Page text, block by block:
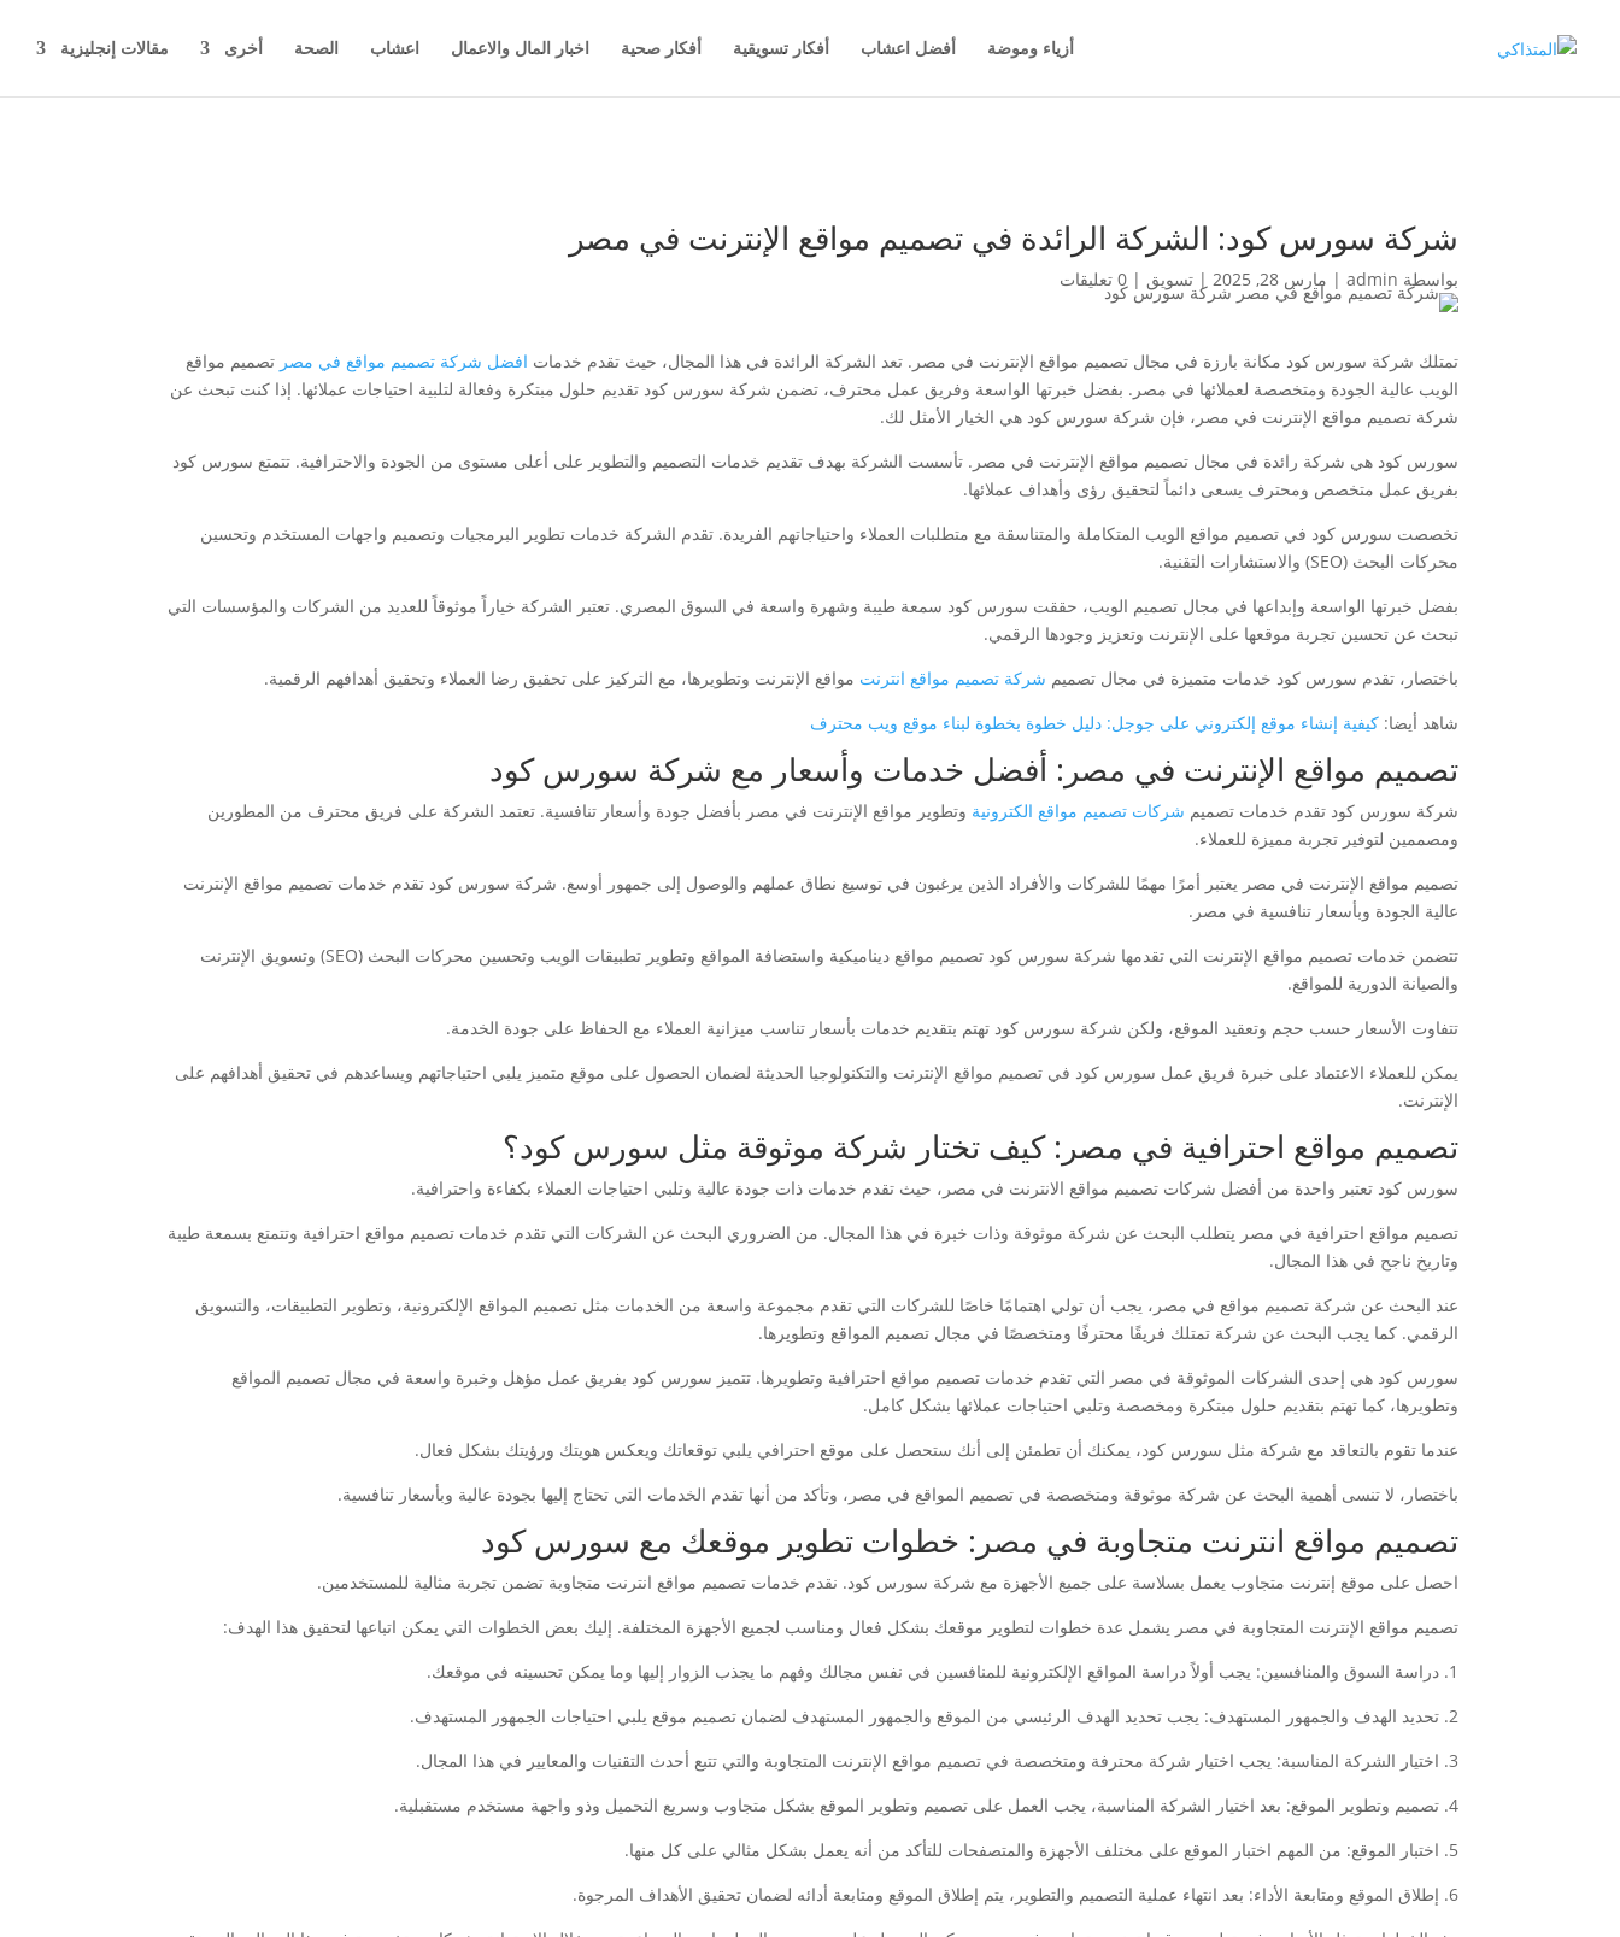
أزياء وموضة أفضل اعشاب أفكار تسويقية أفكار صحية اخبار المال والاعمال اعشاب الصحة أخرى مقالات إنجليزية
شركة سورس كود: الشركة الرائدة في تصميم مواقع الإنترنت في مصر
بواسطة admin
| مارس 28, 2025 |تسويق |0 تعليقات
تمتلك شركة سورس كود مكانة بارزة في مجال تصميم مواقع الإنترنت في مصر. تعد الشركة الرائدة في هذا المجال، حيث تقدم خدمات افضل شركة تصميم مواقع في مصر تصميم مواقع
الويب عالية الجودة ومتخصصة لعملائها في مصر. بفضل خبرتها الواسعة وفريق عمل محترف، تضمن شركة سورس كود تقديم حلول مبتكرة وفعالة لتلبية احتياجات عملائها. إذا كنت تبحث عن
شركة تصميم مواقع الإنترنت في مصر، فإن شركة سورس كود هي الخيار الأمثل لك.
سورس كود هي شركة رائدة في مجال تصميم مواقع الإنترنت في مصر. تأسست الشركة بهدف تقديم خدمات التصميم والتطوير على أعلى مستوى من الجودة والاحترافية. تتمتع سورس كود
بفريق عمل متخصص ومحترف يسعى دائماً لتحقيق رؤى وأهداف عملائها.
تخصصت سورس كود في تصميم مواقع الويب المتكاملة والمتناسقة مع متطلبات العملاء واحتياجاتهم الفريدة. تقدم الشركة خدمات تطوير البرمجيات وتصميم واجهات المستخدم وتحسين
محركات البحث (SEO) والاستشارات التقنية.
بفضل خبرتها الواسعة وإبداعها في مجال تصميم الويب، حققت سورس كود سمعة طيبة وشهرة واسعة في السوق المصري. تعتبر الشركة خياراً موثوقاً للعديد من الشركات والمؤسسات التي
تبحث عن تحسين تجربة موقعها على الإنترنت وتعزيز وجودها الرقمي.
باختصار، تقدم سورس كود خدمات متميزة في مجال تصميم شركة تصميم مواقع انترنت مواقع الإنترنت وتطويرها، مع التركيز على تحقيق رضا العملاء وتحقيق أهدافهم الرقمية.
شاهد أيضا:كيفية إنشاء موقع إلكتروني على جوجل: دليل خطوة بخطوة لبناء موقع ويب محترف
تصميم مواقع الإنترنت في مصر: أفضل خدمات وأسعار مع شركة سورس كود
شركة سورس كود تقدم خدمات تصميم شركات تصميم مواقع الكترونية وتطوير مواقع الإنترنت في مصر بأفضل جودة وأسعار تنافسية. تعتمد الشركة على فريق محترف من المطورين
ومصممين لتوفير تجربة مميزة للعملاء.
تصميم مواقع الإنترنت في مصر يعتبر أمرًا مهمًا للشركات والأفراد الذين يرغبون في توسيع نطاق عملهم والوصول إلى جمهور أوسع. شركة سورس كود تقدم خدمات تصميم مواقع الإنترنت
عالية الجودة وبأسعار تنافسية في مصر.
تتضمن خدمات تصميم مواقع الإنترنت التي تقدمها شركة سورس كود تصميم مواقع ديناميكية واستضافة المواقع وتطوير تطبيقات الويب وتحسين محركات البحث (SEO) وتسويق الإنترنت
والصيانة الدورية للمواقع.
تتفاوت الأسعار حسب حجم وتعقيد الموقع، ولكن شركة سورس كود تهتم بتقديم خدمات بأسعار تناسب ميزانية العملاء مع الحفاظ على جودة الخدمة.
يمكن للعملاء الاعتماد على خبرة فريق عمل سورس كود في تصميم مواقع الإنترنت والتكنولوجيا الحديثة لضمان الحصول على موقع متميز يلبي احتياجاتهم ويساعدهم في تحقيق أهدافهم على
الإنترنت.
تصميم مواقع احترافية في مصر: كيف تختار شركة موثوقة مثل سورس كود؟
سورس كود تعتبر واحدة من أفضل شركات تصميم مواقع الانترنت في مصر، حيث تقدم خدمات ذات جودة عالية وتلبي احتياجات العملاء بكفاءة واحترافية.
تصميم مواقع احترافية في مصر يتطلب البحث عن شركة موثوقة وذات خبرة في هذا المجال. من الضروري البحث عن الشركات التي تقدم خدمات تصميم مواقع احترافية وتتمتع بسمعة طيبة
وتاريخ ناجح في هذا المجال.
عند البحث عن شركة تصميم مواقع في مصر، يجب أن تولي اهتمامًا خاصًا للشركات التي تقدم مجموعة واسعة من الخدمات مثل تصميم المواقع الإلكترونية، وتطوير التطبيقات، والتسويق
الرقمي. كما يجب البحث عن شركة تمتلك فريقًا محترفًا ومتخصصًا في مجال تصميم المواقع وتطويرها.
سورس كود هي إحدى الشركات الموثوقة في مصر التي تقدم خدمات تصميم مواقع احترافية وتطويرها. تتميز سورس كود بفريق عمل مؤهل وخبرة واسعة في مجال تصميم المواقع
وتطويرها، كما تهتم بتقديم حلول مبتكرة ومخصصة وتلبي احتياجات عملائها بشكل كامل.
عندما تقوم بالتعاقد مع شركة مثل سورس كود، يمكنك أن تطمئن إلى أنك ستحصل على موقع احترافي يلبي توقعاتك ويعكس هويتك ورؤيتك بشكل فعال.
باختصار، لا تنسى أهمية البحث عن شركة موثوقة ومتخصصة في تصميم المواقع في مصر، وتأكد من أنها تقدم الخدمات التي تحتاج إليها بجودة عالية وبأسعار تنافسية.
تصميم مواقع انترنت متجاوبة في مصر: خطوات تطوير موقعك مع سورس كود
احصل على موقع إنترنت متجاوب يعمل بسلاسة على جميع الأجهزة مع شركة سورس كود. نقدم خدمات تصميم مواقع انترنت متجاوبة تضمن تجربة مثالية للمستخدمين.
تصميم مواقع الإنترنت المتجاوبة في مصر يشمل عدة خطوات لتطوير موقعك بشكل فعال ومناسب لجميع الأجهزة المختلفة. إليك بعض الخطوات التي يمكن اتباعها لتحقيق هذا الهدف:
1. دراسة السوق والمنافسين: يجب أولاً دراسة المواقع الإلكترونية للمنافسين في نفس مجالك وفهم ما يجذب الزوار إليها وما يمكن تحسينه في موقعك.
2. تحديد الهدف والجمهور المستهدف: يجب تحديد الهدف الرئيسي من الموقع والجمهور المستهدف لضمان تصميم موقع يلبي احتياجات الجمهور المستهدف.
3. اختيار الشركة المناسبة: يجب اختيار شركة محترفة ومتخصصة في تصميم مواقع الإنترنت المتجاوبة والتي تتبع أحدث التقنيات والمعايير في هذا المجال.
4. تصميم وتطوير الموقع: بعد اختيار الشركة المناسبة، يجب العمل على تصميم وتطوير الموقع بشكل متجاوب وسريع التحميل وذو واجهة مستخدم مستقبلية.
5. اختبار الموقع: من المهم اختبار الموقع على مختلف الأجهزة والمتصفحات للتأكد من أنه يعمل بشكل مثالي على كل منها.
6. إطلاق الموقع ومتابعة الأداء: بعد انتهاء عملية التصميم والتطوير، يتم إطلاق الموقع ومتابعة أدائه لضمان تحقيق الأهداف المرجوة.